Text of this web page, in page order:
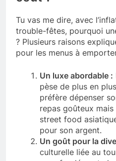
Tu vas me dire, avec
trouble-fêtes, pourquoi
? Plusieurs raisons
pour les menus à
Un luxe abordable :
pèse de plus en
préfère dépenser
repas goûteux mais
street food
pour son argent.
Un goût pour la
culturelle liée au